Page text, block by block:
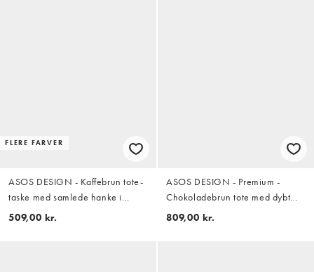
FLERE FARVER
ASOS DESIGN - Kaffebrun tote-
taske med samlede hanke i
ruskind
509,00 kr.
ASOS DESIGN - Premium -
Chokoladebrun tote med dybt
rundt design i bonded ruskind
809,00 kr.